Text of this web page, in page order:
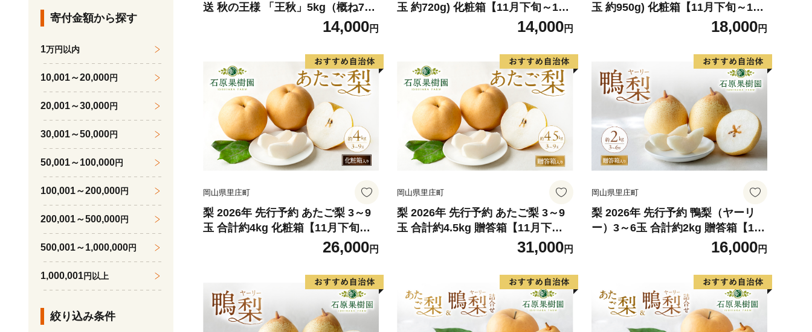
送 秋の王様 「王秋」5kg（概ね7玉
～12玉）（2026年11月上旬～発
14,000円
玉 約720g) 化粧箱【11月下旬～12
月中旬頃発送】 ナシ なし 岡山県産
国産 フルーツ 果物 ギフト 石原果樹
14,000円
玉 約950g) 化粧箱【11月下旬～12
月中旬頃発送】 ナシ なし 岡山県産
国産 フルーツ 果物 ギフト 石原果樹
18,000円
岡山県里庄町
梨 2026年 先行予約 あたご梨 3～9
玉 合計約4kg 化粧箱【11月下旬～1
2月中旬頃発送】 ナシ なし 岡山県
産 国産 フルーツ 果物 ギフト 石原
26,000円
岡山県里庄町
梨 2026年 先行予約 あたご梨 3～9
玉 合計約4.5kg 贈答箱【11月下旬
～12月中旬頃発送】 ナシ なし 岡山
県産 国産 フルーツ 果物 ギフト 石
31,000円
岡山県里庄町
梨 2026年 先行予約 鴨梨（ヤーリ
ー）3～6玉 合計約2kg 贈答箱【11
月下旬～12月中旬頃発送】 ナシ な
し 岡山県産 国産 フルーツ 果物 ギ
16,000円
寄付金額から探す
1万円以内
10,001～20,000円
20,001～30,000円
30,001～50,000円
50,001～100,000円
100,001～200,000円
200,001～500,000円
500,001～1,000,000円
1,000,001円以上
絞り込み条件